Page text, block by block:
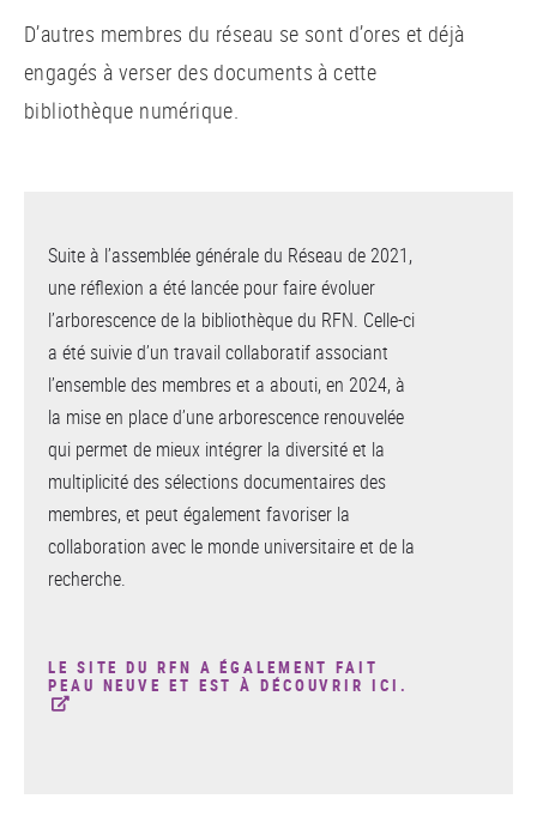
D’autres membres du réseau se sont d’ores et déjà
engagés à verser des documents à cette
bibliothèque numérique.
Suite à l’assemblée générale du Réseau de 2021,
une réflexion a été lancée pour faire évoluer
l’arborescence de la bibliothèque du RFN. Celle-ci
a été suivie d’un travail collaboratif associant
l’ensemble des membres et a abouti, en 2024, à
la mise en place d’une arborescence renouvelée
qui permet de mieux intégrer la diversité et la
multiplicité des sélections documentaires des
membres, et peut également favoriser la
collaboration avec le monde universitaire et de la
recherche.
LE SITE DU RFN A ÉGALEMENT FAIT
PEAU NEUVE ET EST À DÉCOUVRIR ICI.